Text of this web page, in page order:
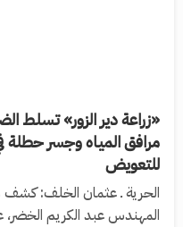
«زراعة دير الزور» تسلط
مرافق المياه وجسر
للتعويض
الحرية ـ عثمان الخلف: كشف
المهندس عبد الكريم